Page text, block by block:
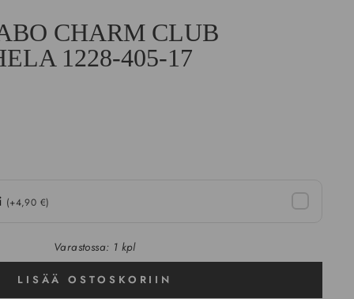
CHARM CLUB
1228-405-17
(+4,90 €)
Varastossa: 1 kpl
LISÄÄ OSTOSKORIIN